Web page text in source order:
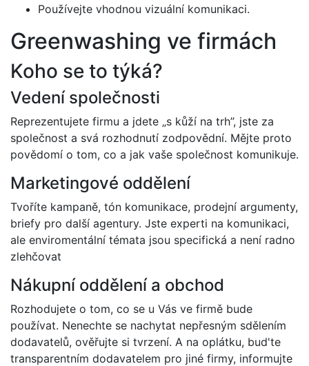
Používejte vhodnou vizuální komunikaci.
Greenwashing ve firmách
Koho se to týká?
Vedení společnosti
Reprezentujete firmu a jdete „s kůží na trh”, jste za
společnost a svá rozhodnutí zodpovědní. Mějte proto
povědomí o tom, co a jak vaše společnost komunikuje.
Marketingové oddělení
Tvoříte kampaně, tón komunikace, prodejní argumenty,
briefy pro další agentury. Jste experti na komunikaci,
ale enviromentální témata jsou specifická a není radno
zlehčovat
Nákupní oddělení a obchod
Rozhodujete o tom, co se u Vás ve firmě bude
používat. Nenechte se nachytat nepřesným sdělením
dodavatelů, ověřujte si tvrzení. A na oplátku, bud'te
transparentním dodavatelem pro jiné firmy, informujte